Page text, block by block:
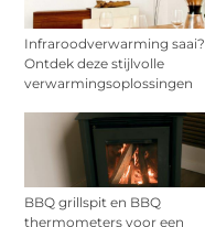
Infraroodverwarming saai?
Ontdek deze stijlvolle
verwarmingsoplossingen
BBQ grillspit en BBQ
thermometers voor een